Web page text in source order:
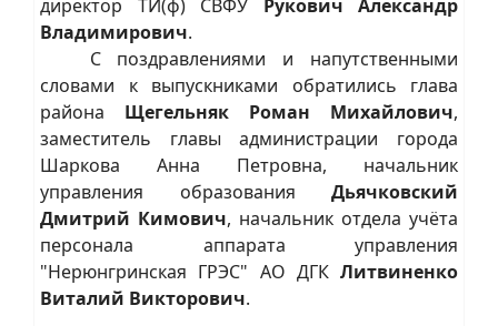
директор ТИ(ф) СВФУ Рукович Александр
Владимирович.
С поздравлениями и напутственными
словами к выпускниками обратились глава
района Щегельняк Роман Михайлович,
заместитель главы администрации города
Шаркова Анна Петровна, начальник
управления образования Дьячковский
Дмитрий Кимович, начальник отдела учёта
персонала аппарата управления
"Нерюнгринская ГРЭС" АО ДГК Литвиненко
Виталий Викторович.